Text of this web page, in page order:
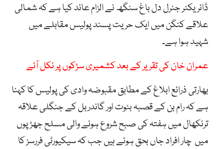
ڈائریکٹر جنرل دل باغ سنگھ نے الزام عائد کیا ہے کہ شمالی
علاقے کنگن میں ایک حریت پسند پولیس مقابلے میں
شہید ہوا ہے۔
عمران خان کی تقریر کے بعد کشمیری سڑکوں پر نکل آئے
بھارتی ذرائع ابلاغ کے مطابق مقبوضہ وادی کی پولیس کا کہنا
ہے کہ رام بن کے قصبہ بٹوت اور گاندربل کے جنگلی علاقہ
ترنکھال میں ہفتہ کی صبح شروع ہونے والی مسلح جھڑپوں
میں چار افراد جاں بحق ہوئے ہیں جب کہ سیکیورٹی فررسز کا